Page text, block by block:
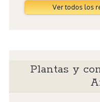
Ver todos los
Plantas y